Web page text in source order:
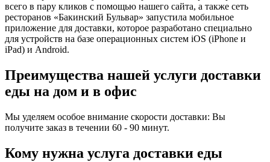
всего в пару кликов с помощью нашего сайта, а также сеть
ресторанов «Бакинский Бульвар» запустила мобильное
приложение для доставки, которое разработано специально
для устройств на базе операционных систем iOS (iPhone и
iPad) и Android.
Преимущества нашей услуги доставки
еды на дом и в офис
Мы уделяем особое внимание скорости доставки: Вы
получите заказ в течении 60 - 90 минут.
Кому нужна услуга доставки еды